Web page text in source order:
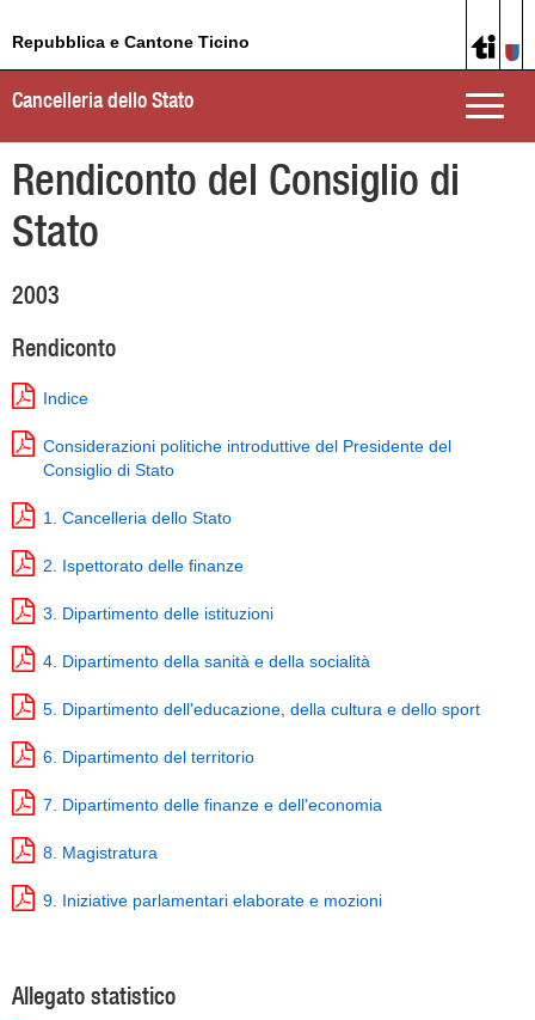
Repubblica e Cantone Ticino
Toggle
Cancelleria dello Stato
Rendiconto del Consiglio di
Stato
2003
Rendiconto
Indice
Considerazioni politiche introduttive del Presidente del
Consiglio di Stato
1. Cancelleria dello Stato
2. Ispettorato delle finanze
3. Dipartimento delle istituzioni
4. Dipartimento della sanità e della socialità
5. Dipartimento dell'educazione, della cultura e dello sport
6. Dipartimento del territorio
7. Dipartimento delle finanze e dell'economia
8. Magistratura
9. Iniziative parlamentari elaborate e mozioni
Allegato statistico